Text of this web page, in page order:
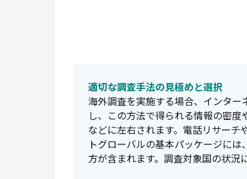
適切な調査手法の見極めと選択
海外調査を実施する場合、インタ
し、この方法で得られる情報の密
などに左右されます。電話リサーチ
トグローバルの基本パッケージに
方が含まれます。調査対象国の状況